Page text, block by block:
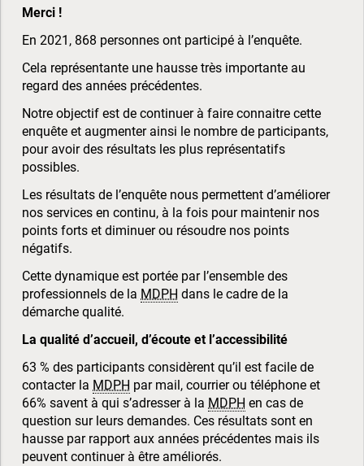
Merci !
En 2021, 868 personnes ont participé à l’enquête.
Cela représentante une hausse très importante au
regard des années précédentes.
Notre objectif est de continuer à faire connaitre cette
enquête et augmenter ainsi le nombre de participants,
pour avoir des résultats les plus représentatifs
possibles.
Les résultats de l’enquête nous permettent d’améliorer
nos services en continu, à la fois pour maintenir nos
points forts et diminuer ou résoudre nos points
négatifs.
Cette dynamique est portée par l’ensemble des
professionnels de la MDPH dans le cadre de la
démarche qualité.
La qualité d’accueil, d’écoute et l’accessibilité
63 % des participants considèrent qu’il est facile de
contacter la MDPH par mail, courrier ou téléphone et
66% savent à qui s’adresser à la MDPH en cas de
question sur leurs demandes. Ces résultats sont en
hausse par rapport aux années précédentes mais ils
peuvent continuer à être améliorés.